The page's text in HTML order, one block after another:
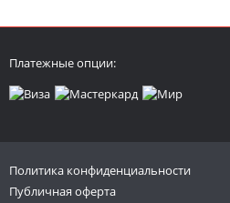
Платежные опции:
Политика конфиденциальности
Публичная оферта